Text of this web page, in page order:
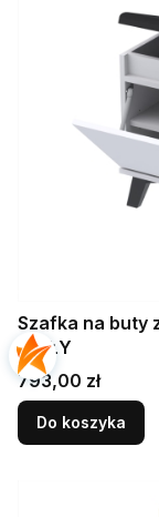
Szafka na buty
BIAŁY
Cena
793,00 zł
Do koszyka